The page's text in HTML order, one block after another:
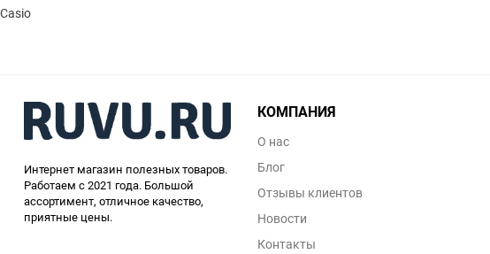
Casio
Интернет магазин полезных товаров.
Работаем с 2021 года. Большой
ассортимент, отличное качество,
приятные цены.
КОМПАНИЯ
О нас
Блог
Отзывы клиентов
Новости
Контакты